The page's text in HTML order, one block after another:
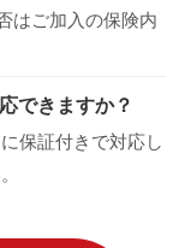
はご加入の保険内
できますか？
保証付きで対応し